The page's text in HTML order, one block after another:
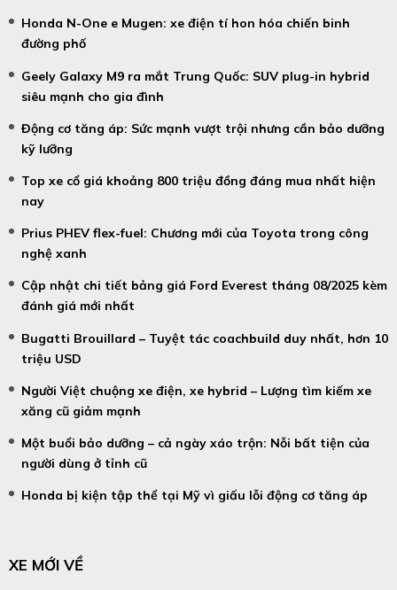
Honda N-One e Mugen: xe điện tí hon hóa chiến binh
đường phố
Geely Galaxy M9 ra mắt Trung Quốc: SUV plug-in hybrid
siêu mạnh cho gia đình
Động cơ tăng áp: Sức mạnh vượt trội nhưng cần bảo dưỡng
kỹ lưỡng
Top xe cổ giá khoảng 800 triệu đồng đáng mua nhất hiện
nay
Prius PHEV flex-fuel: Chương mới của Toyota trong công
nghệ xanh
Cập nhật chi tiết bảng giá Ford Everest tháng 08/2025 kèm
đánh giá mới nhất
Bugatti Brouillard – Tuyệt tác coachbuild duy nhất, hơn 10
triệu USD
Người Việt chuộng xe điện, xe hybrid – Lượng tìm kiếm xe
xăng cũ giảm mạnh
Một buổi bảo dưỡng – cả ngày xáo trộn: Nỗi bất tiện của
người dùng ở tỉnh cũ
Honda bị kiện tập thể tại Mỹ vì giấu lỗi động cơ tăng áp
XE MỚI VỀ